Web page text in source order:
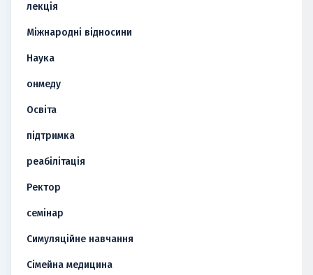
лекція
Міжнародні відносини
Наука
онмеду
Освіта
підтримка
реабілітація
Ректор
семінар
Симуляційне навчання
Сімейна медицина